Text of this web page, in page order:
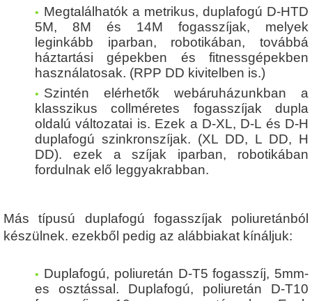
Megtalálhatók a metrikus, duplafogú D-HTD
5M, 8M és 14M fogasszíjak, melyek
leginkább iparban, robotikában, továbbá
háztartási gépekben és fitnessgépekben
használatosak. (RPP DD kivitelben is.)
Szintén elérhetők webáruházunkban a
klasszikus collméretes fogasszíjak dupla
oldalú változatai is. Ezek a D-XL, D-L és D-H
duplafogú szinkronszíjak. (XL DD, L DD, H
DD). ezek a szíjak iparban, robotikában
fordulnak elő leggyakrabban.
Más típusú duplafogú fogasszíjak poliuretánból
készülnek. ezekből pedig az alábbiakat kínáljuk:
Duplafogú, poliuretán D-T5 fogasszíj, 5mm-
es osztással. Duplafogú, poliuretán D-T10